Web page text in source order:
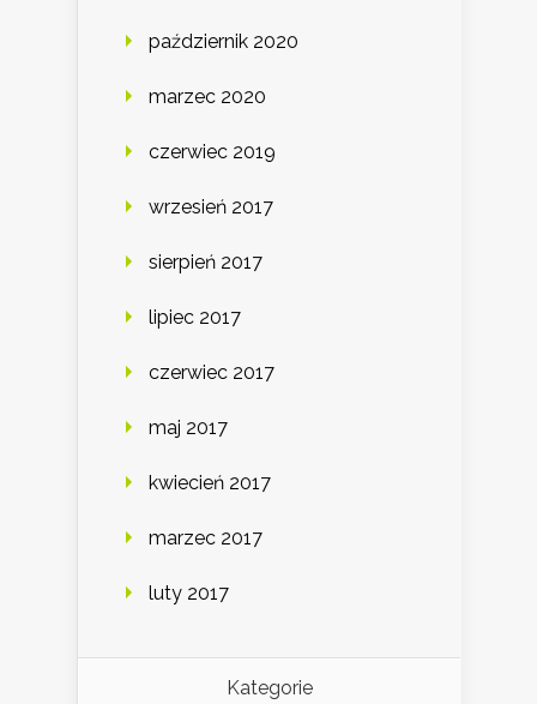
październik 2020
marzec 2020
czerwiec 2019
wrzesień 2017
sierpień 2017
lipiec 2017
czerwiec 2017
maj 2017
kwiecień 2017
marzec 2017
luty 2017
Kategorie